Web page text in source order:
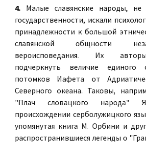
4. Малые славянские народы,
государственности, искали
принадлежности к большой
славянской общности
вероисповедания. Их
подчеркнуть величие единого
потомков Иафета от
Северного океана. Таковы,
"Плач словацкого
происхождении серболужицкого
упомянутая книга М. Орбини и
распространившиеся легенды о